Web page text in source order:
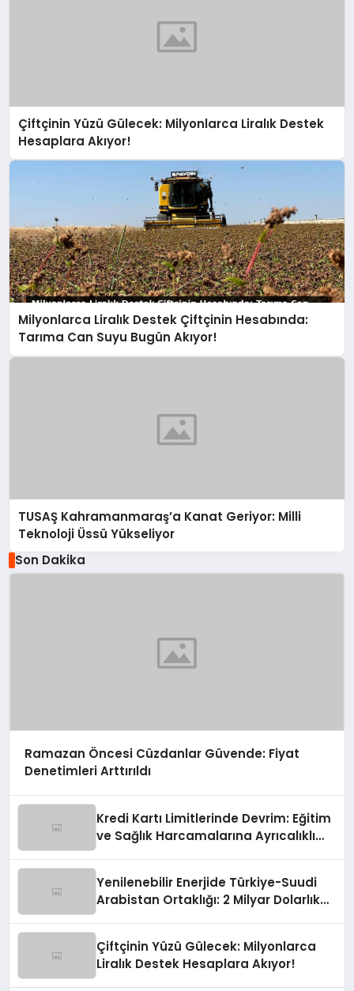
Çiftçinin Yüzü Gülecek: Milyonlarca Liralık Destek
Hesaplara Akıyor!
Milyonlarca Liralık Destek Çiftçinin Hesabında:
Tarıma Can Suyu Bugün Akıyor!
TUSAŞ Kahramanmaraş’a Kanat Geriyor: Milli
Teknoloji Üssü Yükseliyor
Son Dakika
Ramazan Öncesi Cüzdanlar Güvende: Fiyat
Denetimleri Arttırıldı
Kredi Kartı Limitlerinde Devrim: Eğitim
ve Sağlık Harcamalarına Ayrıcalıklı
Yenilenebilir Enerjide Türkiye-Suudi
Arabistan Ortaklığı: 2 Milyar Dolarlık
Çiftçinin Yüzü Gülecek: Milyonlarca
Liralık Destek Hesaplara Akıyor!